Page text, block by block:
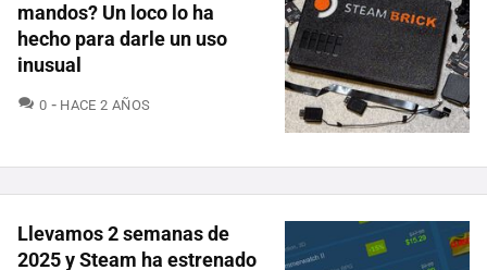
mandos? Un loco lo ha
hecho para darle un uso
inusual
0 COMENTARIOS
HACE 2 AÑOS
Llevamos 2 semanas de
2025 y Steam ha estrenado